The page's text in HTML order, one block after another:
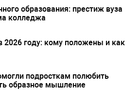
образования: престиж вуза
колледжа
году: кому положены и как
подросткам полюбить
образное мышление